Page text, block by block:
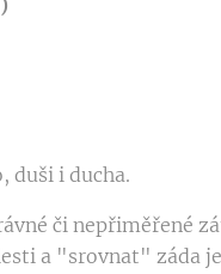
duši i ducha.
či nepřiměřené
a "srovnat" záda